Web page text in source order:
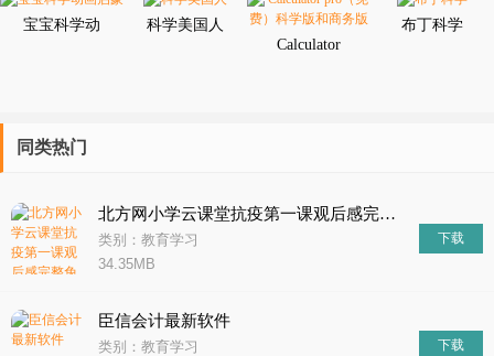
有主要领域，包括细胞生物学、遗传学、进化论和生态学等。学生
可以随时随地通过计算机、平板电脑或手机学习，并根据自己的进
宝宝科学动
科学美国人
Calculator
布丁科学
同类热门
北方网小学云课堂抗疫第一课观后感完整免费版分享
类别：教育学习
34.35MB
下载
臣信会计最新软件
类别：教育学习
下载